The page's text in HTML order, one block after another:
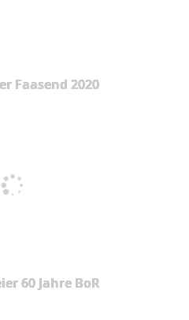
Faasend 2020
60 Jahre BoR